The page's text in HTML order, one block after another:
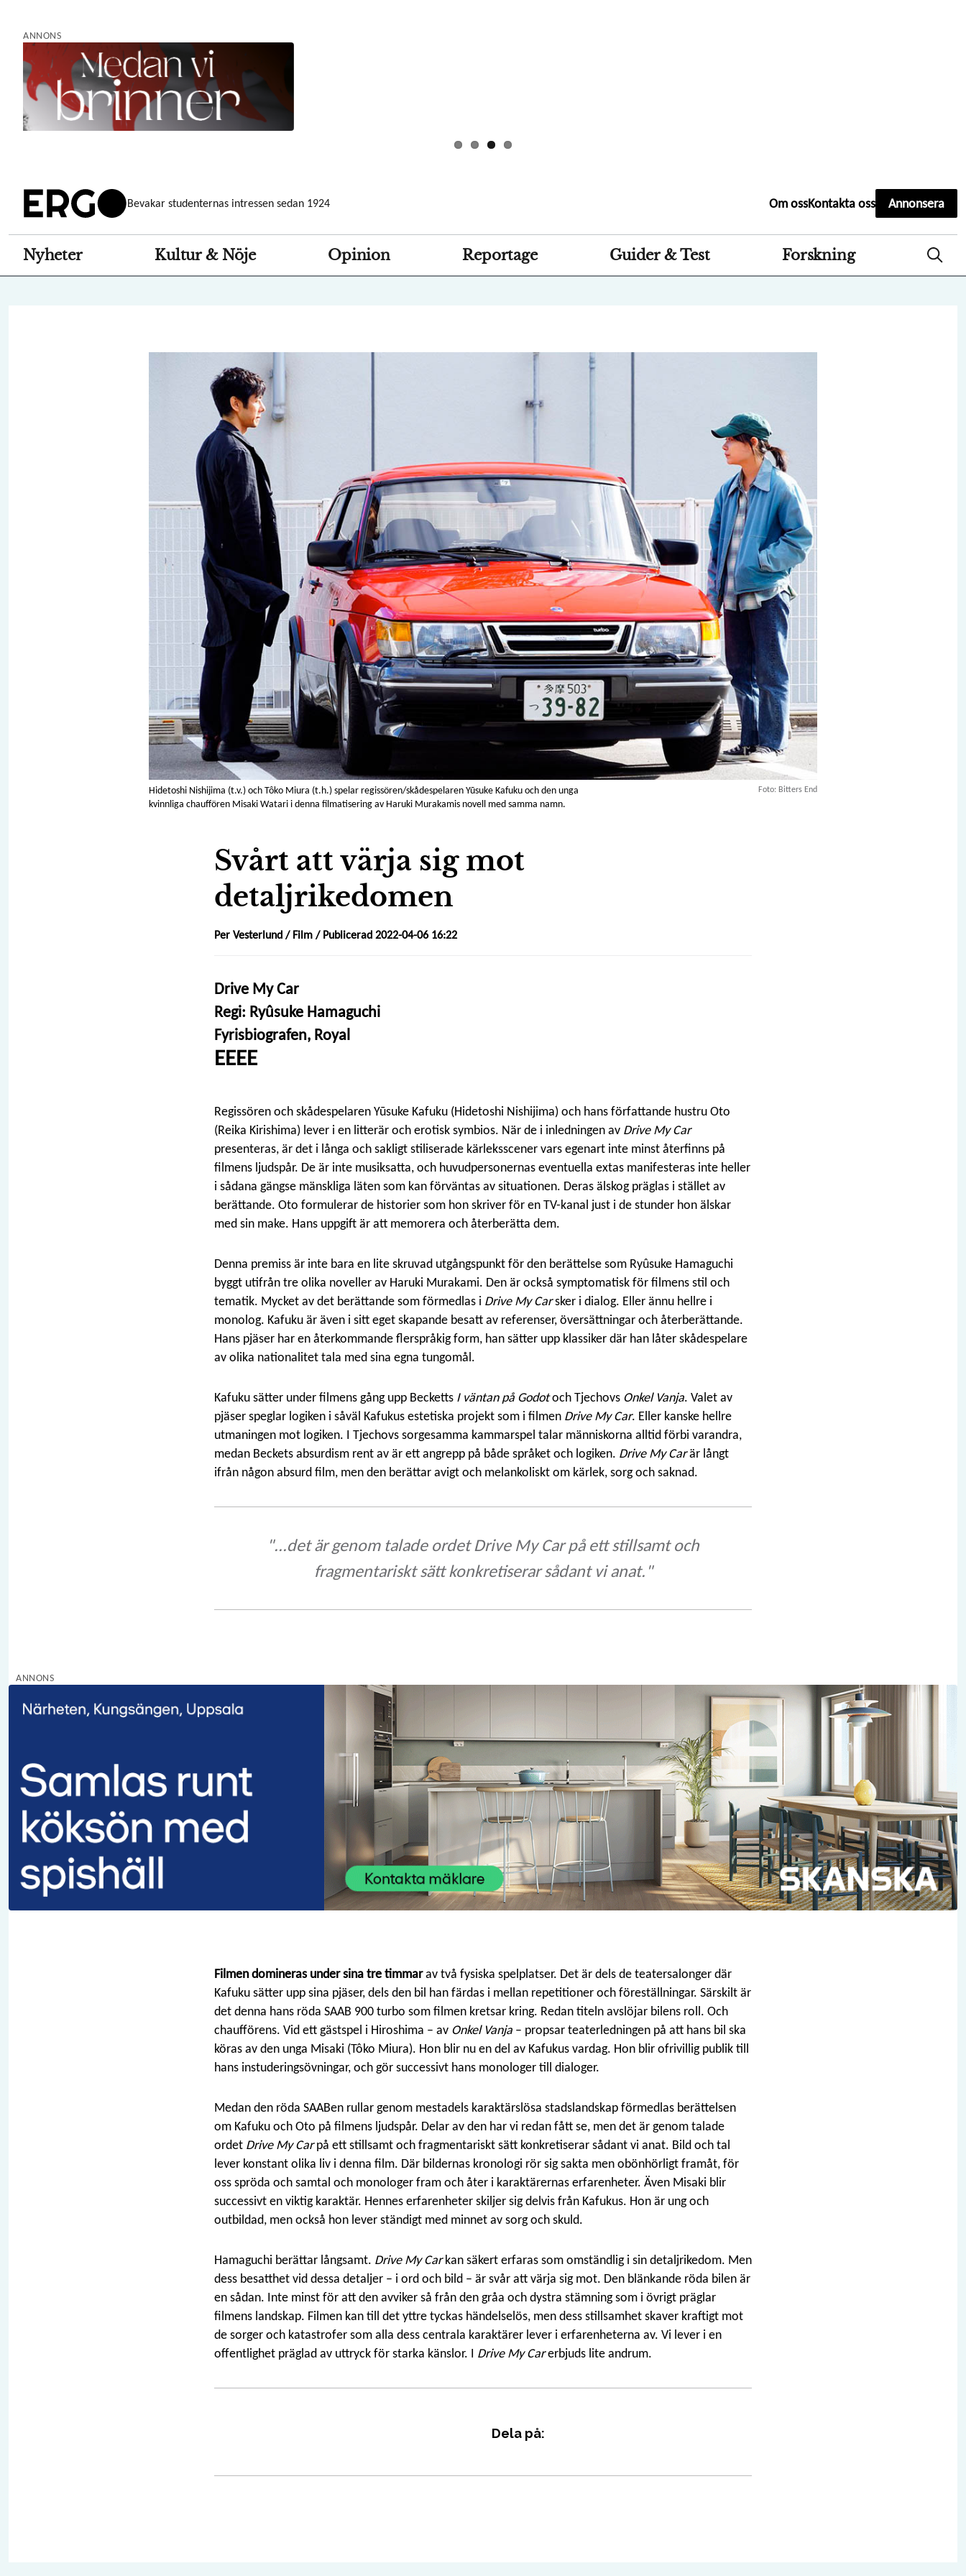
huvudinnehåll
ANNONS
Bevakar studenternas intressen sedan 1924
Second
header
menu
Om ossKontakta oss Annonsera
Nyheter Kultur & Nöje Opinion Reportage Guider & Test Forskning
Hidetoshi Nishijima (t.v.) och Tôko Miura (t.h.) spelar regissören/skådespelaren Yūsuke Kafuku och den unga
kvinnliga chauffören Misaki Watari i denna filmatisering av Haruki Murakamis novell med samma namn.
Foto: Bitters End
Svårt att värja sig mot
detaljrikedomen
Per Vesterlund / Film / Publicerad 2022-04-06 16:22
Drive My Car
Regi: Ryûsuke Hamaguchi
Fyrisbiografen, Royal
EEEE
Regissören och skådespelaren Yūsuke Kafuku (Hidetoshi Nishijima) och hans författande hustru Oto
(Reika Kirishima) lever i en litterär och erotisk symbios. När de i inledningen av Drive My Car
presenteras, är det i långa och sakligt stiliserade kärleksscener vars egenart inte minst återfinns på
filmens ljudspår. De är inte musiksatta, och huvudpersonernas eventuella extas manifesteras inte heller
i sådana gängse mänskliga läten som kan förväntas av situationen. Deras älskog präglas i stället av
berättande. Oto formulerar de historier som hon skriver för en TV-kanal just i de stunder hon älskar
med sin make. Hans uppgift är att memorera och återberätta dem.
Denna premiss är inte bara en lite skruvad utgångspunkt för den berättelse som Ryûsuke Hamaguchi
byggt utifrån tre olika noveller av Haruki Murakami. Den är också symptomatisk för filmens stil och
tematik. Mycket av det berättande som förmedlas i Drive My Carsker i dialog. Eller ännu hellre i
monolog. Kafuku är även i sitt eget skapande besatt av referenser, översättningar och återberättande.
Hans pjäser har en återkommande flerspråkig form, han sätter upp klassiker där han låter skådespelare
av olika nationalitet tala med sina egna tungomål.
Kafuku sätter under filmens gång upp Becketts I väntan på Godotoch Tjechovs Onkel Vanja. Valet av
pjäser speglar logiken i såväl Kafukus estetiska projekt som i filmen Drive My Car. Eller kanske hellre
utmaningen mot logiken. I Tjechovs sorgesamma kammarspel talar människorna alltid förbi varandra,
medan Beckets absurdism rent av är ett angrepp på både språket och logiken. Drive My Carär långt
ifrån någon absurd film, men den berättar avigt och melankoliskt om kärlek, sorg och saknad.
"...det är genom talade ordetDrive My Carpå ett stillsamt och
fragmentariskt sätt konkretiserar sådant vi anat."
ANNONS
Filmen domineras under sina tre timmarav två fysiska spelplatser. Det är dels de teatersalonger där
Kafuku sätter upp sina pjäser, dels den bil han färdas i mellan repetitioner och föreställningar. Särskilt är
det denna hans röda SAAB 900 turbo som filmen kretsar kring. Redan titeln avslöjar bilens roll. Och
chaufförens. Vid ett gästspel i Hiroshima – av Onkel Vanja – propsar teaterledningen på att hans bil ska
köras av den unga Misaki (Tôko Miura). Hon blir nu en del av Kafukus vardag. Hon blir ofrivillig publik till
hans instuderingsövningar, och gör successivt hans monologer till dialoger.
Medan den röda SAABen rullar genom mestadels karaktärslösa stadslandskap förmedlas berättelsen
om Kafuku och Oto på filmens ljudspår. Delar av den har vi redan fått se, men det är genom talade
ordet Drive My Carpå ett stillsamt och fragmentariskt sätt konkretiserar sådant vi anat. Bild och tal
lever konstant olika liv i denna film. Där bildernas kronologi rör sig sakta men obönhörligt framåt, för
oss spröda och samtal och monologer fram och åter i karaktärernas erfarenheter. Även Misaki blir
successivt en viktig karaktär. Hennes erfarenheter skiljer sig delvis från Kafukus. Hon är ung och
outbildad, men också hon lever ständigt med minnet av sorg och skuld.
Hamaguchi berättar långsamt. Drive My Carkan säkert erfaras som omständlig i sin detaljrikedom. Men
dess besatthet vid dessa detaljer – i ord och bild – är svår att värja sig mot. Den blänkande röda bilen är
en sådan. Inte minst för att den avviker så från den gråa och dystra stämning som i övrigt präglar
filmens landskap. Filmen kan till det yttre tyckas händelselös, men dess stillsamhet skaver kraftigt mot
de sorger och katastrofer som alla dess centrala karaktärer lever i erfarenheterna av. Vi lever i en
offentlighet präglad av uttryck för starka känslor. I Drive My Carerbjuds lite andrum.
Dela på: